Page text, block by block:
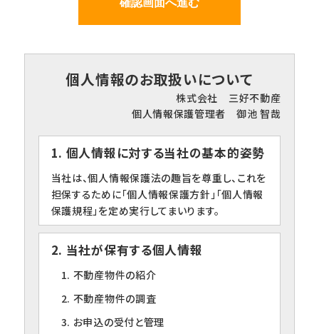
個人情報のお取扱いについて
株式会社 三好不動産
個人情報保護管理者 御池 智哉
1. 個人情報に対する当社の基本的姿勢
当社は、個人情報保護法の趣旨を尊重し、これを
担保するために「個人情報保護方針」「個人情報
保護規程」を定め実行してまいります。
2. 当社が保有する個人情報
1. 不動産物件の紹介
2. 不動産物件の調査
3. お申込の受付と管理